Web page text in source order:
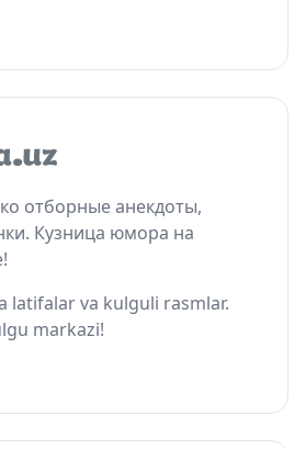
отборные анекдоты,
Кузница юмора на
latifalar va kulguli rasmlar.
markazi!